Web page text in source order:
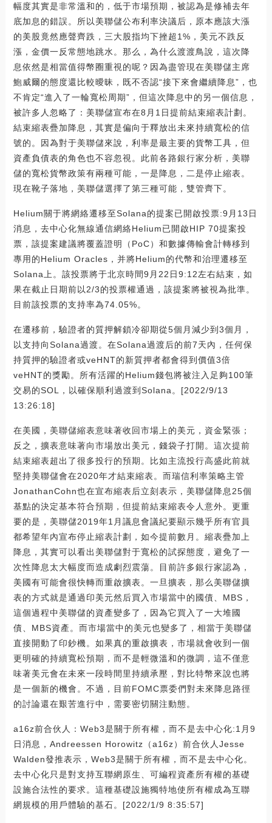
幅度其實是非常溫和的，低于市場預期，被認為是修補去年
底加息的錯誤。所以美聯儲公布利率決議后，原本應該大漲
的美股竟然應聲齊跌，三大股指均下挫超1%，美元不跌反
漲，金價一反常態地跳水。那么，為什么渡渡鳥說，這次降
息依然是相當值得幣圈重視的呢？因為盡管現在美聯儲主席
鮑威爾的態度還比較曖昧，既不否認“接下來會繼續降息”，也
不肯定“進入了一輪寬松周期”，但這次降息中的另一個信息，
被許多人忽略了：美聯儲宣布在8月1日提前結束縮表計劃。
結束縮表疊加降息，其實是偏向于釋放出未來持續寬松的信
號的。因為對于美聯儲來說，利率是最主要的貨幣工具，但
資產負債表的角色也不容忽視。此前各路銀行家分析，美聯
儲的寬松貨幣政策有兩種可能，一是降息，二是停止縮表。
現在靴子落地，美聯儲選擇了第三種可能，雙管齊下。
Helium關于將網絡遷移至Solana的提案已開啟投票:9月13日
消息，去中心化無線通信網絡Helium已開啟HIP 70提案投
票，該提案建議將覆蓋證明（PoC）和數據傳輸會計轉移到
專用的Helium Oracles，并將Helium的代幣和治理遷移至
Solana上。該投票將于北京時間9月22日9:12左右結束，如
果在截止日期前以2/3的投票權通過，該提案將被視為批準。
目前該投票的支持率為74.05%。
在遷移前，驗證者的質押解鎖冷卻期從5個月減少到3個月，
以支持向Solana過渡。在Solana過渡后的前7天內，任何保
持質押的驗證者或veHNT的新質押者都會得到價值3倍
veHNT的獎勵。所有活躍的Helium錢包將被注入足夠100筆
交易的SOL，以確保順利過渡到Solana。[2022/9/13
13:26:18]
在美國，美聯儲縮表意味著收回市場上的美元，資金緊張；
反之，擴表意味著向市場放出美元，錢袋子打開。這次提前
結束縮表超出了很多投行的預期。比如主流投行高盛此前就
堅持美聯儲會在2020年才結束縮表。而瑞信利率策略主管
JonathanCohn也在宣布縮表后立刻表示，美聯儲降息25個
基點的決定基本符合預期，但提前結束縮表令人意外。更重
要的是，美聯儲2019年1月議息會議紀要顯示幾乎所有官員
都希望年內宣布停止縮表計劃，如今提前數月。縮表疊加上
降息，其實可以看出美聯儲對于寬松的試探態度，避免了一
次性降息太大幅度而造成劇烈震蕩。目前許多銀行家認為，
美國有可能會很快轉而重啟擴表。一旦擴表，那么美聯儲擴
表的方式就是通過印美元然后買入市場當中的國債、MBS，
這個過程中美聯儲的資產變多了，因為它買入了一大堆國
債、MBS資產。而市場當中的美元也變多了，相當于美聯儲
直接開動了印鈔機。如果真的重啟擴表，市場就會收到一個
更明確的持續寬松預期，而不是輕微溫和的微調，這不僅意
味著美元會在未來一段時間里持續承壓，對比特幣來說也將
是一個新的機會。不過，目前FOMC票委們對未來降息路徑
的討論還在艱苦進行中，需要密切關注動態。
a16z前合伙人：Web3是關于所有權，而不是去中心化:1月9
日消息，Andreessen Horowitz（a16z）前合伙人Jesse
Walden發推表示，Web3是關于所有權，而不是去中心化。
去中心化只是對支持互聯網原生、可編程資產所有權的基礎
設施合法性的要求。這種基礎設施獨特地使所有權成為互聯
網規模的用戶體驗的基石。[2022/1/9 8:35:57]